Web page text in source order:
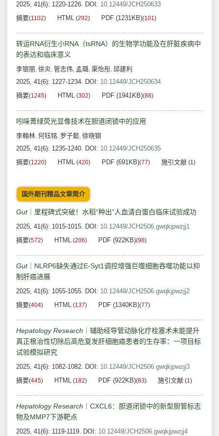
2025, 41(6): 1220-1226. DOI: 10.12449/JCH250633
摘要(1102) HTML (292) PDF (1231KB)(101)
转运RNA衍生小RNA（tsRNA）的生物学功能及在肝脏疾病中
的表达和临床意义
李银丽, 徐炎, 管志伟, 孟璐, 渠怡彤, 邱建利
2025, 41(6): 1227-1234. DOI: 10.12449/JCH250634
摘要(1245) HTML (302) PDF (1941KB)(88)
吲哚菁绿荧光显像技术在胆道闭锁中的应用
李翰林, 何钰铭, 罗子懿, 徐晓钢
2025, 41(6): 1235-1240. DOI: 10.12449/JCH250635
摘要(1220) HTML (420) PDF (691KB)(77) 施引文献 (1)
国外期刊精品文章简介
Gut｜里程碑式突破！水稻“种出”人血清白蛋白临床试验成功
2025, 41(6): 1015-1015. DOI: 10.12449/JCH2506.gwqkjpwzjj1
摘要(572) HTML (206) PDF (922KB)(98)
Gut｜NLRP6缺失通过E-Syt1调控增强巨噬细胞吞噬功能以抑
制肝癌进展
2025, 41(6): 1055-1055. DOI: 10.12449/JCH2506.gwqkjpwzjj2
摘要(404) HTML (137) PDF (1340KB)(77)
Hepatology Research ｜辅助经导管动脉化疗栓塞术未能提升
真正根治性切除后高危复发肝细胞癌患者的生存率：一项目标
试验模拟研究
2025, 41(6): 1082-1082. DOI: 10.12449/JCH2506.gwqkjpwzjj3
摘要(445) HTML (182) PDF (922KB)(83) 施引文献 (1)
Hepatology Research ｜CXCL6：胆道闭锁中的新型胆管标志
物及MMP7下游靶点
2025, 41(6): 1119-1119. DOI: 10.12449/JCH2506.gwqkjpwzjj4